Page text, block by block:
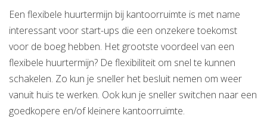
Een flexibele huurtermijn bij kantoorruimte is met name
interessant voor start-ups die een onzekere toekomst
voor de boeg hebben. Het grootste voordeel van een
flexibele huurtermijn? De flexibiliteit om snel te kunnen
schakelen. Zo kun je sneller het besluit nemen om weer
vanuit huis te werken. Ook kun je sneller switchen naar een
goedkopere en/of kleinere kantoorruimte.